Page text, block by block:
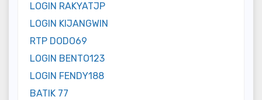
LOGIN RAKYATJP
LOGIN KIJANGWIN
RTP DODO69
LOGIN BENTO123
LOGIN FENDY188
BATIK 77